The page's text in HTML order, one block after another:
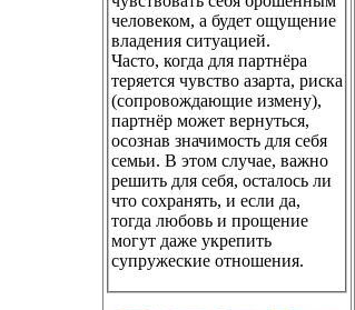
человеком, а будет ощущение
владения ситуацией.
Часто, когда для партнёра
теряется чувство азарта, риска
(сопровождающие измену),
партнёр может вернуться,
осознав значимость для себя
семьи. В этом случае, важно
решить для себя, осталось ли
что сохранять, и если да,
тогда любовь и прощение
могут даже укрепить
супружеские отношения.